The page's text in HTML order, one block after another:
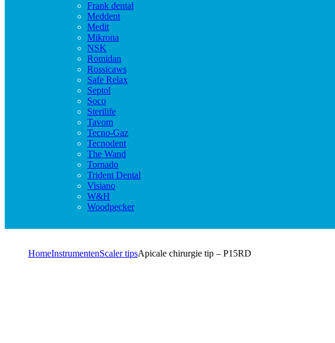
Frank dental
Meddent
Medit
Mikrona
NSK
Romidan
Rossicaws
Safe Relax
Septol
Soco
Sterilife
Tavom
Tecno-Gaz
Tecnodent
The Wand
Tornado
Trident Dental
Visiano
W&H
Woodpecker
HomeInstrumentenScaler tipsApicale chirurgie tip – P15RD